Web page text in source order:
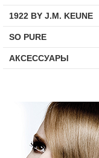
1922 BY J.M. KEUNE
SO PURE
АКСЕССУАРЫ